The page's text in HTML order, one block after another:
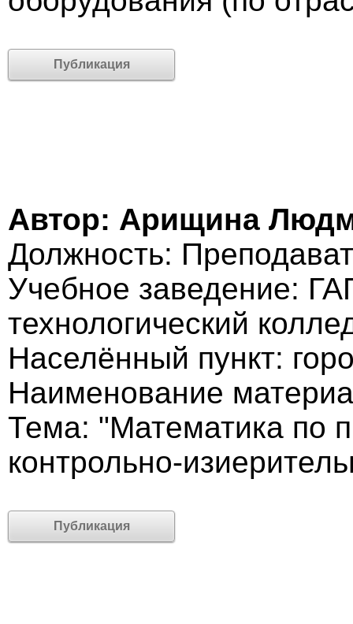
Публикация
Автор: Арищина
Должность:
Учебное заведение:
технологический
Населённый пункт:
Наименование
Тема: "Математика по
контрольно-
Публикация